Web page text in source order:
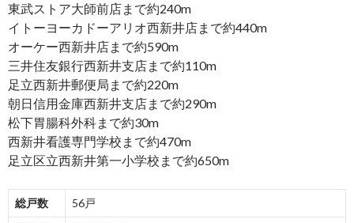
東武ストア大師前店まで約240m
イトーヨーカドーアリオ西新井店まで約440m
オーケー西新井店まで約590m
三井住友銀行西新井支店まで約110m
足立西新井郵便局まで約220m
朝日信用金庫西新井支店まで約290m
松下胃腸科外科まで約30m
西新井看護専門学校まで約470m
足立区立西新井第一小学校まで約650m
総戸数 56戸